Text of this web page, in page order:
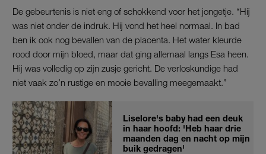
De gebeurtenis is niet eng of schokkend voor het jongetje. “Hij
was niet onder de indruk. Hij vond het heel normaal. In bad
ben ik ook nog bevallen van de placenta. Het water kleurde
rood door mijn bloed, maar dat ging allemaal langs Esa heen.
Hij was volledig op zijn zusje gericht. De verloskundige had
niet vaak zo’n rustige en mooie bevalling meegemaakt.”
Liselore's baby had een deuk
in haar hoofd: 'Heb haar drie
maanden dag en nacht op mijn
buik gedragen'